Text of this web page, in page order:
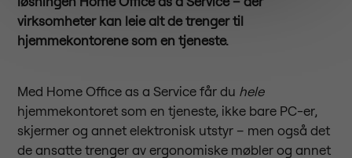
virksomheter kan leie alt de trenger til
hjemmekontorene som en tjeneste.
Med Home Office as a Service får du hele
hjemmekontoret som en tjeneste, ikke bare PC-er,
skjermer og annet elektronisk utstyr – men også det
de ansatte trenger av ergonomiske møbler og annet